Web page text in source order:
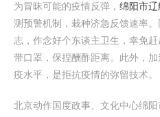
为冒昧可能的疫情反弹， 绵阳市
测预警机制，栽种济急反馈速率
志，作念好个东谈主卫生，幸免
带口罩，保捏酬酢距离。此外，
疫水平，是拒抗疫情的弥留技术。
北京动作国度政事、文化中心绵